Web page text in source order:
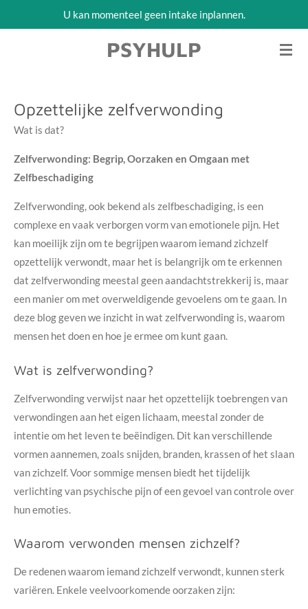
PSYHULP
U kan momenteel geen intake inplannen.
Opzettelijke zelfverwonding
Wat is dat?
Zelfverwonding: Begrip, Oorzaken en Omgaan met
Zelfbeschadiging
Zelfverwonding, ook bekend als zelfbeschadiging, is een
complexe en vaak verborgen vorm van emotionele pijn. Het
kan moeilijk zijn om te begrijpen waarom iemand zichzelf
opzettelijk verwondt, maar het is belangrijk om te erkennen
dat zelfverwonding meestal geen aandachtstrekkerij is, maar
een manier om met overweldigende gevoelens om te gaan. In
deze blog geven we inzicht in wat zelfverwonding is, waarom
mensen het doen en hoe je ermee om kunt gaan.
Wat is zelfverwonding?
Zelfverwonding verwijst naar het opzettelijk toebrengen van
verwondingen aan het eigen lichaam, meestal zonder de
intentie om het leven te beëindigen. Dit kan verschillende
vormen aannemen, zoals snijden, branden, krassen of het slaan
van zichzelf. Voor sommige mensen biedt het tijdelijk
verlichting van psychische pijn of een gevoel van controle over
hun emoties.
Waarom verwonden mensen zichzelf?
De redenen waarom iemand zichzelf verwondt, kunnen sterk
variëren. Enkele veelvoorkomende oorzaken zijn: